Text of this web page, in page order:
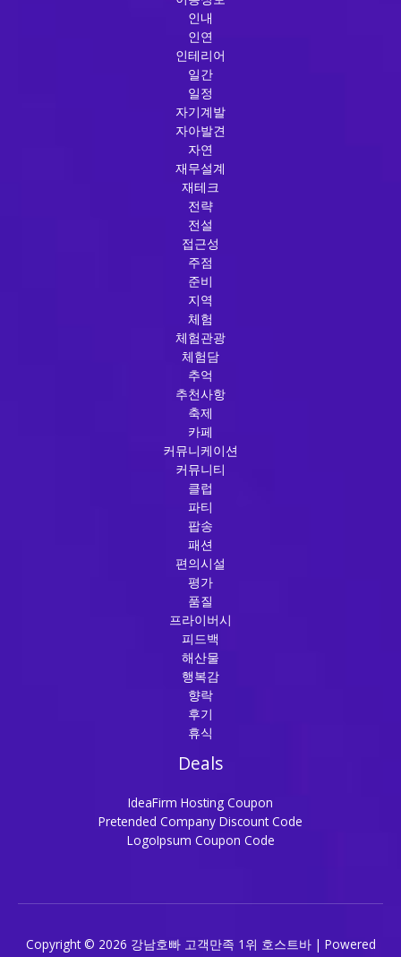
인내
인연
인테리어
일간
일정
자기계발
자아발견
자연
재무설계
재테크
전략
전설
접근성
주점
준비
지역
체험
체험관광
체험담
추억
추천사항
축제
카페
커뮤니케이션
커뮤니티
클럽
파티
팝송
패션
편의시설
평가
품질
프라이버시
피드백
해산물
행복감
향락
후기
휴식
Deals
IdeaFirm Hosting Coupon
Pretended Company Discount Code
LogoIpsum Coupon Code
Copyright © 2026 강남호빠 고객만족 1위 호스트바 | Powered